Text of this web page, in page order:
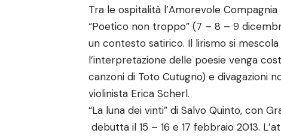
Tra le ospitalità l’Amorevole
“Poetico non troppo” (7 – 8 – 9
un contesto satirico. Il lirismo si
l’interpretazione delle poesie venga
canzoni di Toto Cutugno) e divagazioni
violinista Erica Scherl.
“La luna dei vinti” di Salvo Quinto, con
debutta il 15 – 16 e 17 febbraio 2013.